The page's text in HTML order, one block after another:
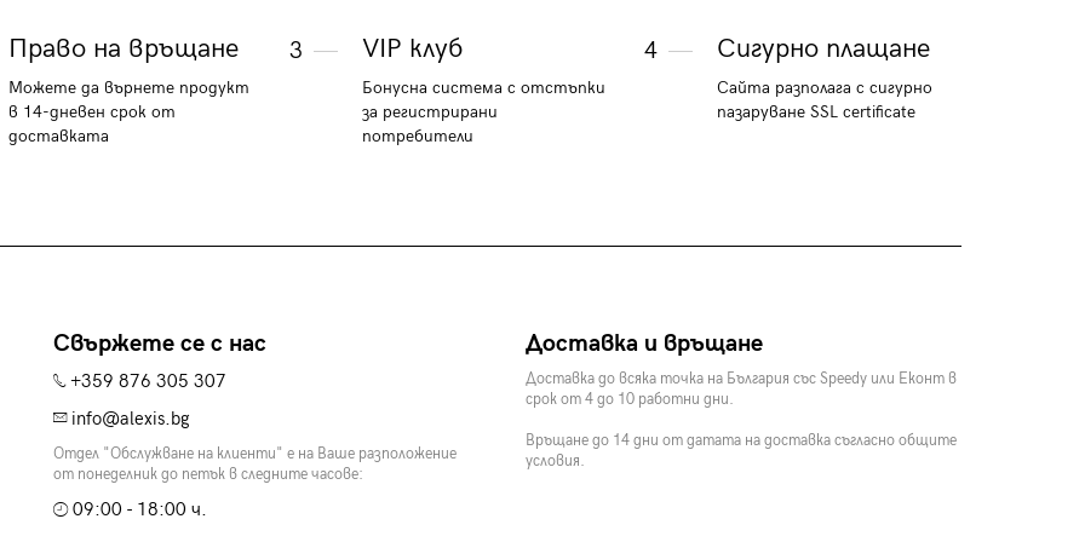
Право на връщане
Можете да върнете продукт
в 14-дневен срок от
доставката
3 VIP клуб
Бонусна система с отстъпки
за регистрирани
потребители
4 Сигурно плащане
Сайта разполага с сигурно
пазаруване SSL certificate
Свържете се с нас
+359 876 305 307
info@alexis.bg
Отдел "Обслужване на клиенти" е на Ваше разположение
от понеделник до петък в следните часове:
09:00 - 18:00 ч.
Доставка и връщане
Доставка до всяка точка на България със Speedy или Еконт в
срок от 4 до 10 работни дни.
Връщане до 14 дни от датата на доставка съгласно общите
условия.